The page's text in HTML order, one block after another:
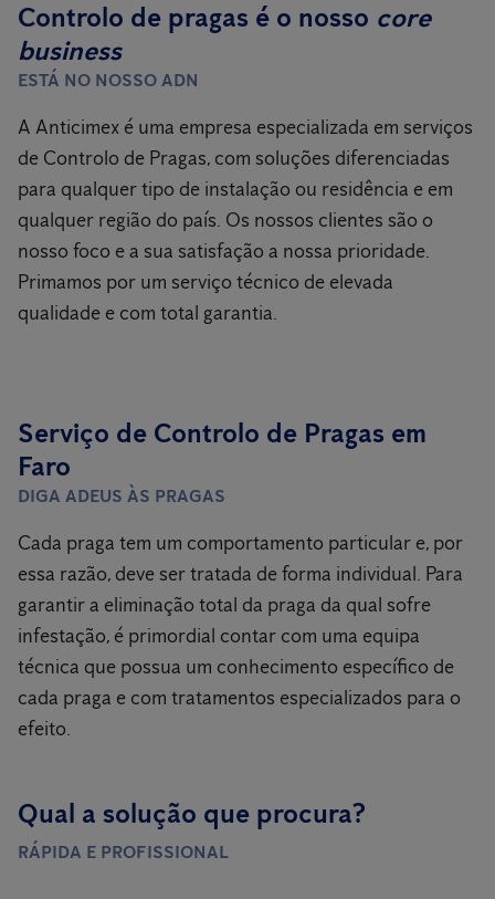
Controlo de pragas é o nosso core
business
ESTÁ NO NOSSO ADN
A Anticimex é uma empresa especializada em serviços
de Controlo de Pragas, com soluções diferenciadas
para qualquer tipo de instalação ou residência e em
qualquer região do país. Os nossos clientes são o
nosso foco e a sua satisfação a nossa prioridade.
Primamos por um serviço técnico de elevada
qualidade e com total garantia.
Serviço de Controlo de Pragas em
Faro
DIGA ADEUS ÀS PRAGAS
Cada praga tem um comportamento particular e, por
essa razão, deve ser tratada de forma individual. Para
garantir a eliminação total da praga da qual sofre
infestação, é primordial contar com uma equipa
técnica que possua um conhecimento específico de
cada praga e com tratamentos especializados para o
efeito.
Qual a solução que procura?
RÁPIDA E PROFISSIONAL